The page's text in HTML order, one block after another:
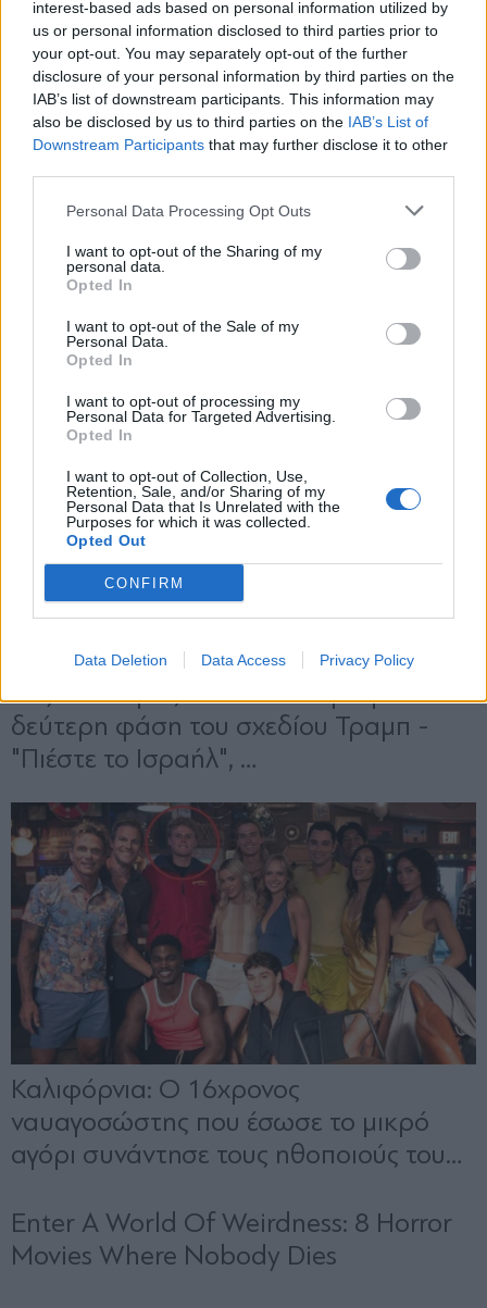
interest-based ads based on personal information utilized by
us or personal information disclosed to third parties prior to
your opt-out. You may separately opt-out of the further
disclosure of your personal information by third parties on the
IAB’s list of downstream participants. This information may
also be disclosed by us to third parties on the IAB’s List of
Downstream Participants that may further disclose it to other
Personal Data Processing Opt Outs
I want to opt-out of the Sharing of my
personal data.
Opted In
I want to opt-out of the Sale of my
Personal Data.
Opted In
I want to opt-out of processing my
Personal Data for Targeted Advertising.
Opted In
I want to opt-out of Collection, Use,
Retention, Sale, and/or Sharing of my
Personal Data that Is Unrelated with the
Purposes for which it was collected.
Opted Out
CONFIRM
Data Deletion Data Access Privacy Policy
Εγγραφή στο newsletter
Αποδέχομαι τους
και την πολιτική απορρήτου
X